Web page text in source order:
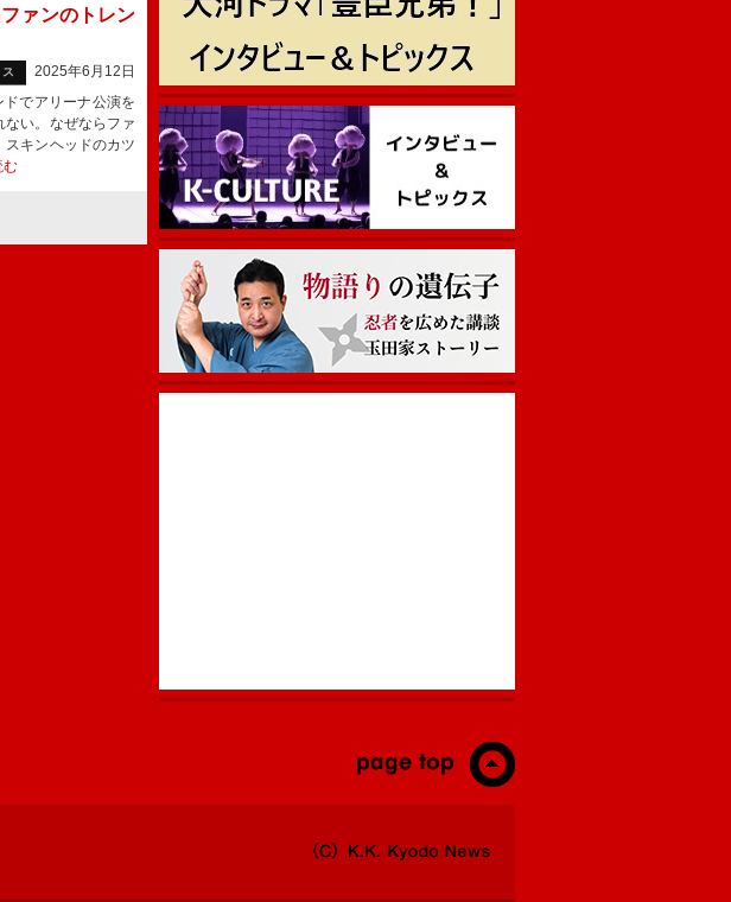
ァンのトレン
2025年6月12日
でアリーナ公演を
い。なぜならファ
スキンヘッドのカツ
む